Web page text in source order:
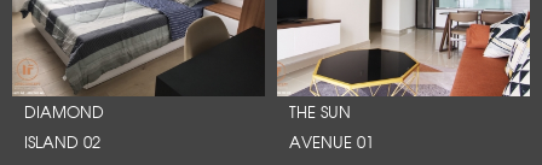
DIAMOND
ISLAND 02
THE SUN
AVENUE 01